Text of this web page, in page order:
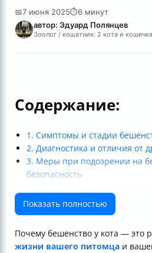
📅7 июня 2025⏱6 минут
автор: Эдуард Полянцев
Зоолог / кошатник: 2 кота и
Содержание:
1. Симптомы и стадии
2. Диагностика и отличия от
3. Меры при подозрении на
безопасность
Заключение
Показать полностью
Почему бешенство у кота — это
жизни вашего питомца и